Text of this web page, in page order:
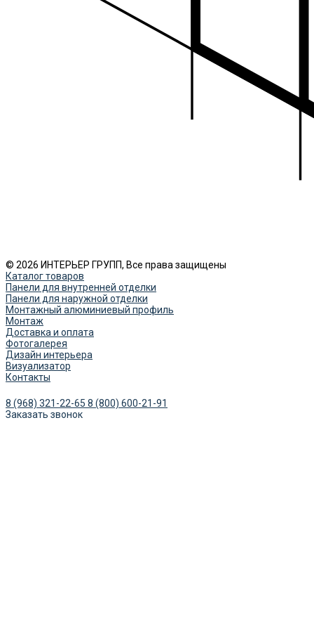
© 2026 ИНТЕРЬЕР ГРУПП, Все права защищены
Каталог товаров
Панели для внутренней отделки
Панели для наружной отделки
Монтажный алюминиевый профиль
Монтаж
Доставка и оплата
Фотогалерея
Дизайн интерьера
Визуализатор
Контакты
8 (968) 321-22-65 8 (800) 600-21-91
Заказать звонок